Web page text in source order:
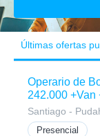
Últimas ofertas
Operario de
242.000 +Van
Santiago -
Presencial